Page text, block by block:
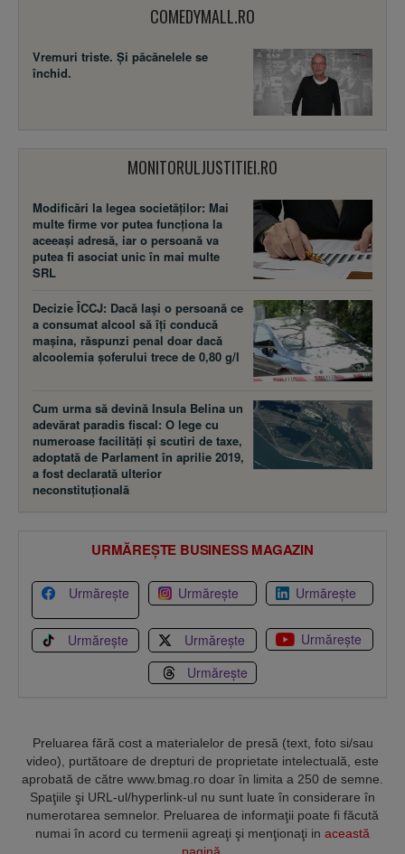
COMEDYMALL.RO
Vremuri triste. Şi păcănelele se
închid.
MONITORULJUSTITIEI.RO
Modificări la legea societăţilor: Mai
multe firme vor putea funcţiona la
aceeaşi adresă, iar o persoană va
putea fi asociat unic în mai multe
SRL
Decizie ÎCCJ: Dacă laşi o persoană ce
a consumat alcool să îţi conducă
maşina, răspunzi penal doar dacă
alcoolemia şoferului trece de 0,80 g/l
Cum urma să devină Insula Belina un
adevărat paradis fiscal: O lege cu
numeroase facilităţi şi scutiri de taxe,
adoptată de Parlament în aprilie 2019,
a fost declarată ulterior
neconstituţională
URMĂREȘTE BUSINESS MAGAZIN
Urmărește Urmărește Urmărește
Urmărește Urmărește
Urmărește
Urmărește
Preluarea fără cost a materialelor de presă (text, foto si/sau
video), purtătoare de drepturi de proprietate intelectuală, este
aprobată de către www.bmag.ro doar în limita a 250 de semne.
Spaţiile şi URL-ul/hyperlink-ul nu sunt luate în considerare în
numerotarea semnelor. Preluarea de informaţii poate fi făcută
numai în acord cu termenii agreaţi şi menţionaţi in această